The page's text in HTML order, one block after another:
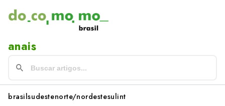
anais
brasilsudestenorte/nordestesulint